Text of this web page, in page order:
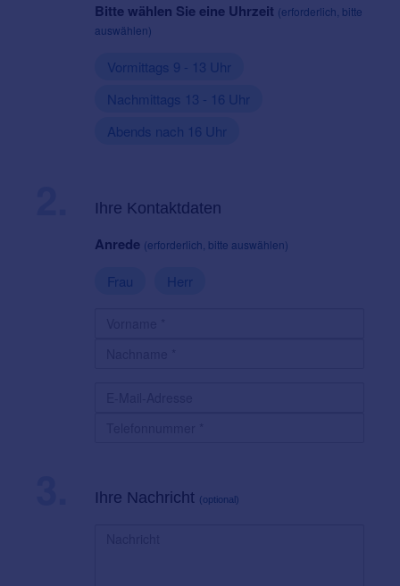
Bitte wählen Sie eine Uhrzeit (erforderlich, bitte
auswählen)
Vormittags 9 - 13 Uhr
Nachmittags 13 - 16 Uhr
Abends nach 16 Uhr
Ihre Kontaktdaten
Anrede (erforderlich, bitte auswählen)
Frau Herr
Ihre Nachricht (optional)